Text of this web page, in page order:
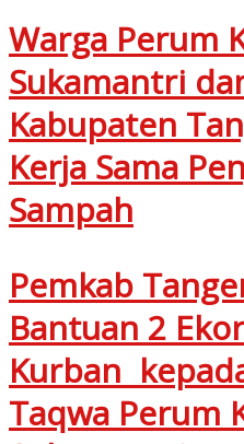
Warga Perum
Sukamantri
Kabupaten
Kerja Sama
Sampah
Pemkab
Bantuan 2
Kurban
Taqwa Perum